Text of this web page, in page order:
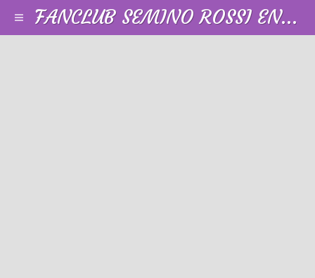
FANCLUB SEMINO ROSSI EN FRANCE